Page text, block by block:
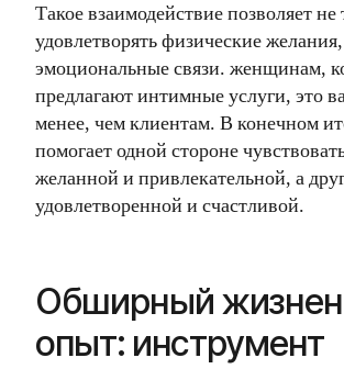
Такое взаимодействие позволяет не
удовлетворять физические
эмоциональные связи. женщинам,
предлагают интимные услуги, это
менее, чем клиентам. В конечном
помогает одной стороне
желанной и привлекательной, а
удовлетворенной и счастливой.
Обширный
опыт: инструмент